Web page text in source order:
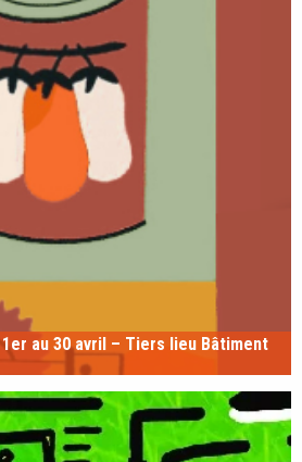
au 30 avril – Tiers lieu Bâtiment